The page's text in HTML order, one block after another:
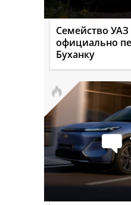
Семейство УАЗ
официально
Буханку